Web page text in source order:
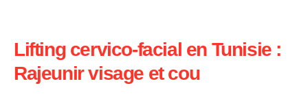
Lifting cervico-facial en Tunisie :
Rajeunir visage et cou